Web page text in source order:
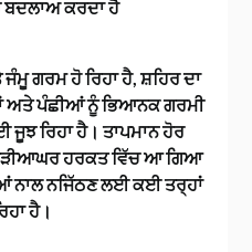
ਬਦਲਾਅ ਕਰਦਾ ਹੈ
ਜੰਮੂ ਗਰਮ ਹੋ ਰਿਹਾ ਹੈ, ਸ਼ਹਿਰ ਦਾ
ਅਤੇ ਪੰਛੀਆਂ ਨੂੰ ਭਿਆਨਕ ਗਰਮੀ
ਰਿਹਾ ਹੈ। ਤਾਪਮਾਨ ਹੋਰ
ਹਰਕਤ ਵਿੱਚ ਆ ਗਿਆ
ਨਾਲ ਨਜਿੱਠਣ ਲਈ ਕਈ ਤਰ੍ਹਾਂ
ਹੈ।